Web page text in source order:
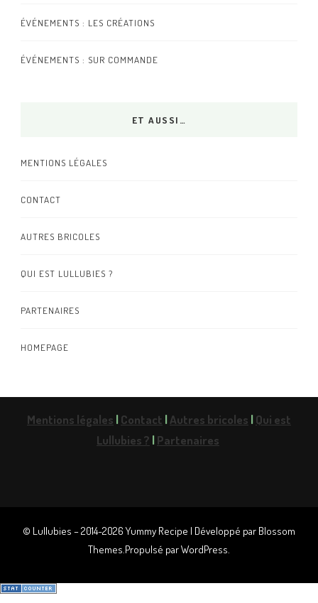
ÉVÉNEMENTS : LES CRÉATIONS
ÉVÉNEMENTS : SUR COMMANDE
ET AUSSI…
MENTIONS LÉGALES
CONTACT
AUTRES BRICOLES
QUI EST LULLUBIES ?
PARTENAIRES
HOMEPAGE
Mentions légales |Contact |Autres bricoles |Qui est
Lullubies ? |Partenaires
© Lullubies – 2014-2026Yummy Recipe | Développé par Blossom
Themes.Propulsé parWordPress.